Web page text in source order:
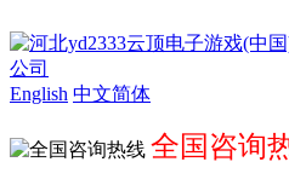
English 中文简体
全国咨询